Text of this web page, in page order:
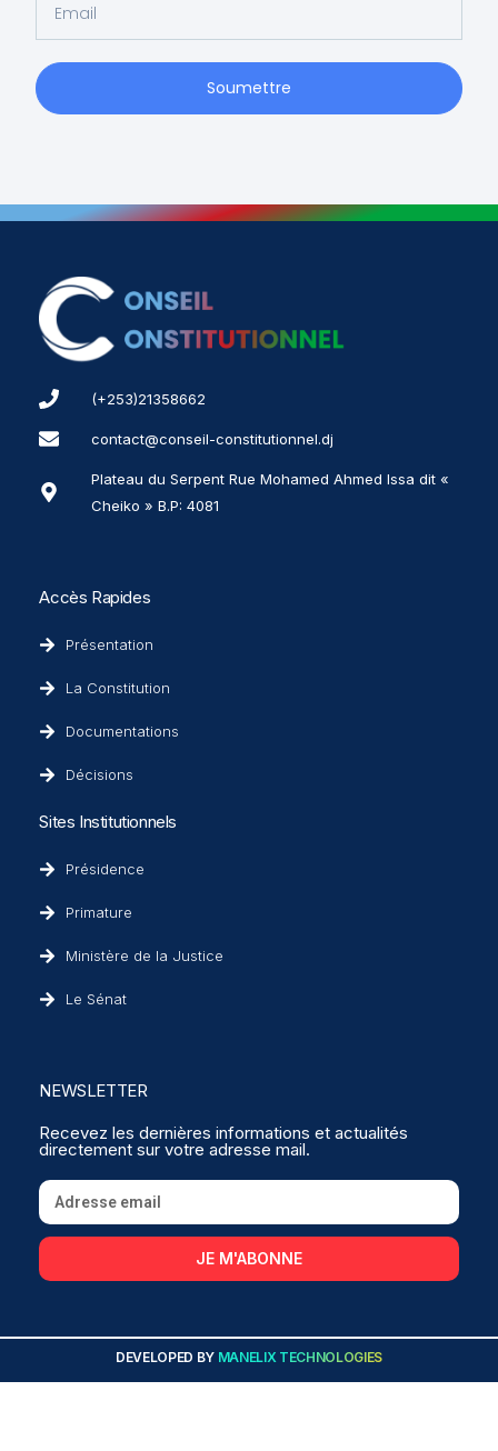
Soumettre
(+253)21358662
contact@conseil-constitutionnel.dj
Plateau du Serpent Rue Mohamed Ahmed Issa dit «
Cheiko » B.P: 4081
Accès Rapides
Présentation
La Constitution
Documentations
Décisions
Sites Institutionnels
Présidence
Primature
Ministère de la Justice
Le Sénat
NEWSLETTER
Recevez les dernières informations et actualités
directement sur votre adresse mail.
JE M'ABONNE
DEVELOPED BY MANELIX TECHNOLOGIES